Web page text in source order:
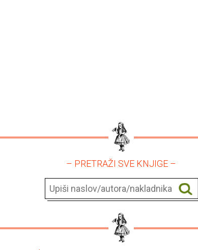
– PRETRAŽI SVE KNJIGE –